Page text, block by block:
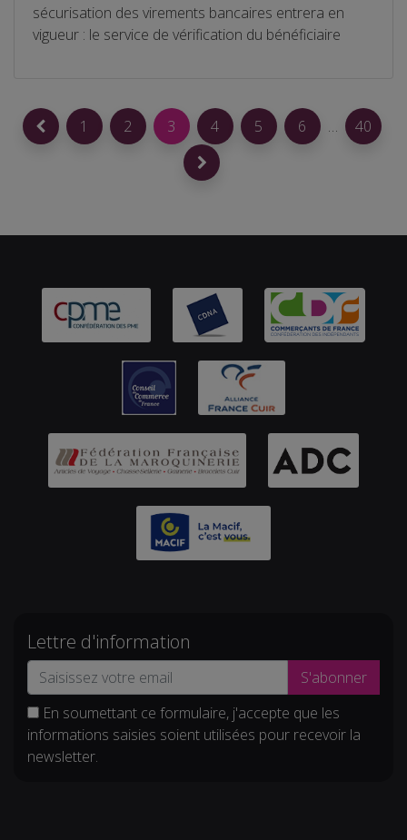
sécurisation des virements bancaires entrera en
vigueur : le service de vérification du bénéficiaire
1 2 3 4 5 6 … 40
Lettre d'information
S'abonner
En soumettant ce formulaire, j'accepte que les
informations saisies soient utilisées pour recevoir la
newsletter.